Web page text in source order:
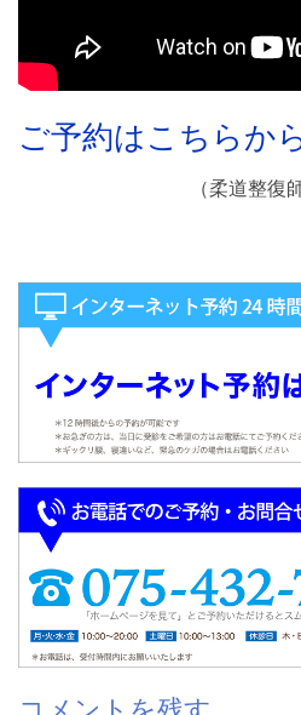
ご予約はこちらか
（柔道整
コメントを残す